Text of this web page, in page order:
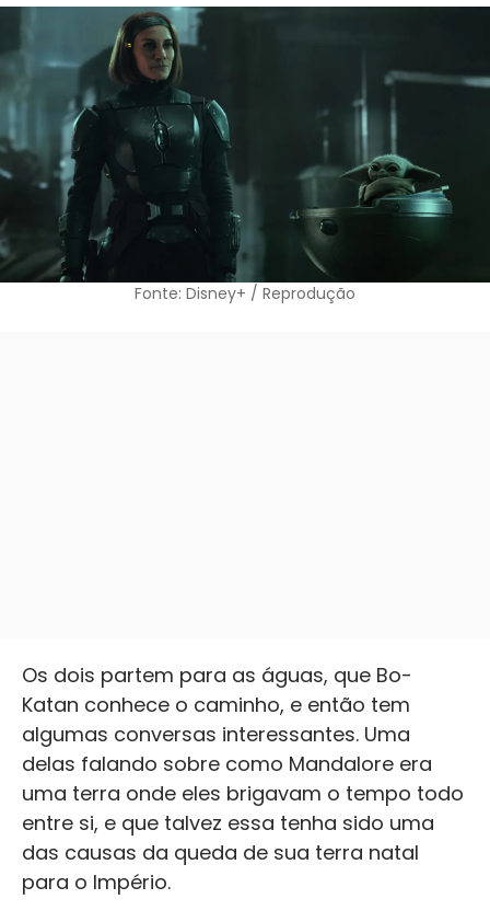
Fonte: Disney+ / Reprodução
Os dois partem para as águas, que Bo-
Katan conhece o caminho, e então tem
algumas conversas interessantes. Uma
delas falando sobre como Mandalore era
uma terra onde eles brigavam o tempo todo
entre si, e que talvez essa tenha sido uma
das causas da queda de sua terra natal
para o Império.